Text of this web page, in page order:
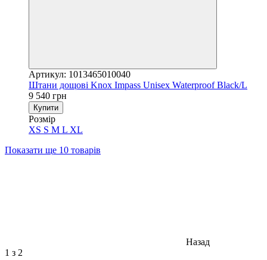
Артикул: 1013465010040
Штани дощові Knox Impass Unisex Waterproof Black/L
9 540 грн
Купити
Розмір
XS S M L XL
Показати ще 10 товарів
Назад
1 з 2